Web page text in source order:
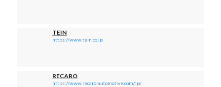
TEIN
https://www.tein.co.jp
RECARO
https://www.recaro-automotive.com/jp/